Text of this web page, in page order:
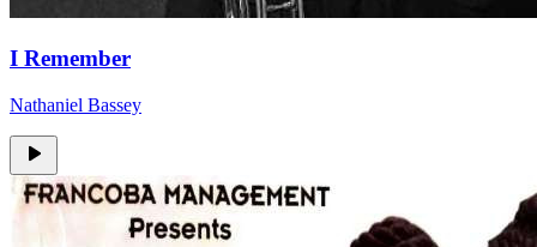
I Remember
Nathaniel Bassey